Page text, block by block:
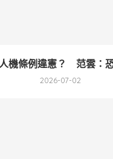
機條例違憲？ 范雲：
2026-07-02